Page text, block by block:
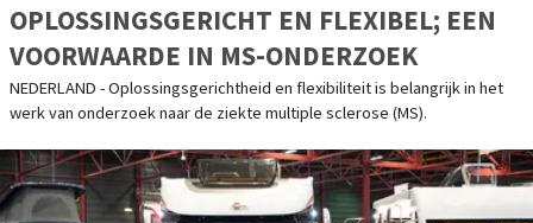
OPLOSSINGSGERICHT EN FLEXIBEL; EEN
VOORWAARDE IN MS-ONDERZOEK
NEDERLAND - Oplossingsgerichtheid en flexibiliteit is belangrijk in het
werk van onderzoek naar de ziekte multiple sclerose (MS).